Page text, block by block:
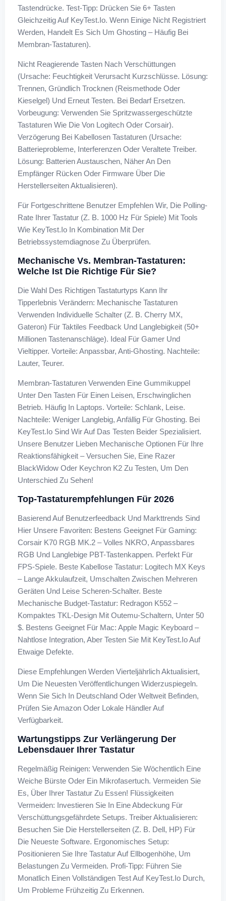
Tastendrücke. Test-Tipp: Drücken Sie 6+ Tasten
Gleichzeitig Auf KeyTest.io. Wenn Einige Nicht Registriert
Werden, Handelt Es Sich Um Ghosting – Häufig Bei
Membran-Tastaturen).
Nicht Reagierende Tasten Nach Verschüttungen
(Ursache: Feuchtigkeit Verursacht Kurzschlüsse. Lösung:
Trennen, Gründlich Trocknen (Reismethode Oder
Kieselgel) Und Erneut Testen. Bei Bedarf Ersetzen.
Vorbeugung: Verwenden Sie Spritzwassergeschützte
Tastaturen Wie Die Von Logitech Oder Corsair).
Verzögerung Bei Kabellosen Tastaturen (Ursache:
Batterieprobleme, Interferenzen Oder Veraltete Treiber.
Lösung: Batterien Austauschen, Näher An Den
Empfänger Rücken Oder Firmware Über Die
Herstellerseiten Aktualisieren).
Für Fortgeschrittene Benutzer Empfehlen Wir, Die Polling-
Rate Ihrer Tastatur (z. B. 1000 Hz Für Spiele) Mit Tools
Wie KeyTest.io In Kombination Mit Der
Betriebssystemdiagnose Zu Überprüfen.
Mechanische Vs. Membran-Tastaturen:
Welche Ist Die Richtige Für Sie?
Die Wahl Des Richtigen Tastaturtyps Kann Ihr
Tipperlebnis Verändern: Mechanische Tastaturen
Verwenden Individuelle Schalter (z. B. Cherry MX,
Gateron) Für Taktiles Feedback Und Langlebigkeit (50+
Millionen Tastenanschläge). Ideal Für Gamer Und
Vieltipper. Vorteile: Anpassbar, Anti-Ghosting. Nachteile:
Lauter, Teurer.
Membran-Tastaturen Verwenden Eine Gummikuppel
Unter Den Tasten Für Einen Leisen, Erschwinglichen
Betrieb. Häufig In Laptops. Vorteile: Schlank, Leise.
Nachteile: Weniger Langlebig, Anfällig Für Ghosting. Bei
KeyTest.io Sind Wir Auf Das Testen Beider Spezialisiert.
Unsere Benutzer Lieben Mechanische Optionen Für Ihre
Reaktionsfähigkeit – Versuchen Sie, Eine Razer
BlackWidow Oder Keychron K2 Zu Testen, Um Den
Unterschied Zu Sehen!
Top-Tastaturempfehlungen Für 2026
Basierend Auf Benutzerfeedback Und Markttrends Sind
Hier Unsere Favoriten: Bestens Geeignet Für Gaming:
Corsair K70 RGB MK.2 – Volles NKRO, Anpassbares
RGB Und Langlebige PBT-Tastenkappen. Perfekt Für
FPS-Spiele. Beste Kabellose Tastatur: Logitech MX Keys
– Lange Akkulaufzeit, Umschalten Zwischen Mehreren
Geräten Und Leise Scheren-Schalter. Beste
Mechanische Budget-Tastatur: Redragon K552 –
Kompaktes TKL-Design Mit Outemu-Schaltern, Unter 50
$. Bestens Geeignet Für Mac: Apple Magic Keyboard –
Nahtlose Integration, Aber Testen Sie Mit KeyTest.io Auf
Etwaige Defekte.
Diese Empfehlungen Werden Vierteljährlich Aktualisiert,
Um Die Neuesten Veröffentlichungen Widerzuspiegeln.
Wenn Sie Sich In Deutschland Oder Weltweit Befinden,
Prüfen Sie Amazon Oder Lokale Händler Auf
Verfügbarkeit.
Wartungstipps Zur Verlängerung Der
Lebensdauer Ihrer Tastatur
Regelmäßig Reinigen: Verwenden Sie Wöchentlich Eine
Weiche Bürste Oder Ein Mikrofasertuch. Vermeiden Sie
Es, Über Ihrer Tastatur Zu Essen! Flüssigkeiten
Vermeiden: Investieren Sie In Eine Abdeckung Für
Verschüttungsgefährdete Setups. Treiber Aktualisieren:
Besuchen Sie Die Herstellerseiten (z. B. Dell, HP) Für
Die Neueste Software. Ergonomisches Setup:
Positionieren Sie Ihre Tastatur Auf Ellbogenhöhe, Um
Belastungen Zu Vermeiden. Profi-Tipp: Führen Sie
Monatlich Einen Vollständigen Test Auf KeyTest.io Durch,
Um Probleme Frühzeitig Zu Erkennen.